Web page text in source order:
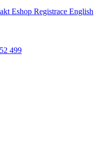
Eshop Registrace English
499